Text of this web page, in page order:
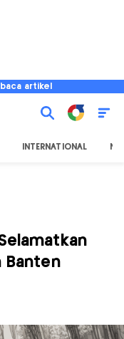
artikel
INTERNATIONAL
Banten